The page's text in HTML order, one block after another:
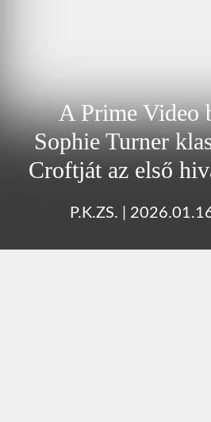
A Prime Video
Sophie Turner
Croftját az első
P.K.ZS.